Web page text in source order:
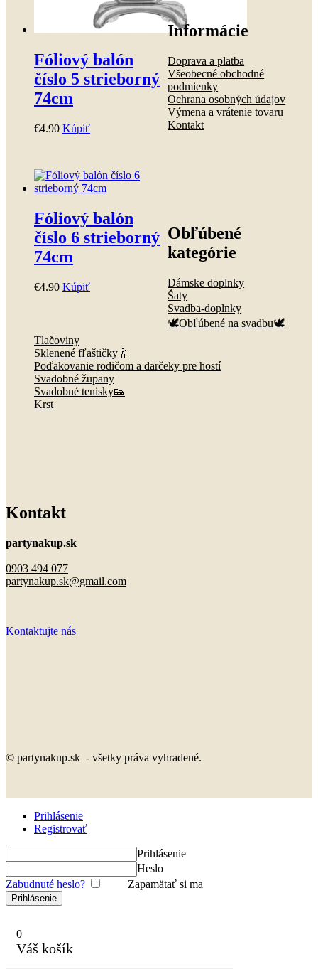
Fóliový balón
číslo 5 strieborný
74cm
€4.90 Kúpiť
Fóliový balón
číslo 6 strieborný
74cm
€4.90 Kúpiť
Informácie
Doprava a platba
Všeobecné obchodné
podmienky
Ochrana osobných údajov
Výmena a vrátenie tovaru
Kontakt
Obľúbené
kategórie
Dámske doplnky
Šaty
Svadba-doplnky
🕊️Obľúbené na svadbu🕊️
Tlačoviny
Sklenené fľaštičky 🍾
Poďakovanie rodičom a darčeky pre hostí
Svadobné župany
Svadobné tenisky👟
Krst
Kontakt
partynakup.sk
0903 494 077
partynakup.sk@gmail.com
Kontaktujte nás
© partynakup.sk - všetky práva vyhradené.
Prihlásenie
Registrovať
Prihlásenie
Heslo
Zabudnuté heslo?
Zapamätať si ma
0
Váš košík